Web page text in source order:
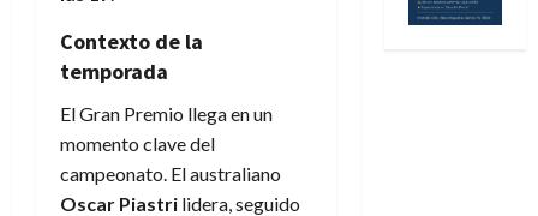
Contexto de la
temporada
El Gran Premio llega en un
momento clave del
campeonato. El australiano
Oscar Piastri lidera, seguido